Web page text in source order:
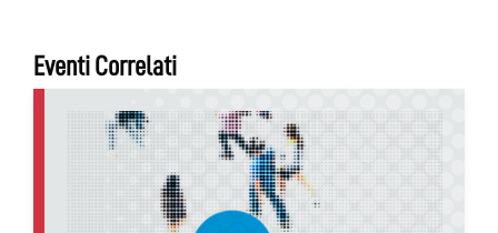
Eventi Correlati